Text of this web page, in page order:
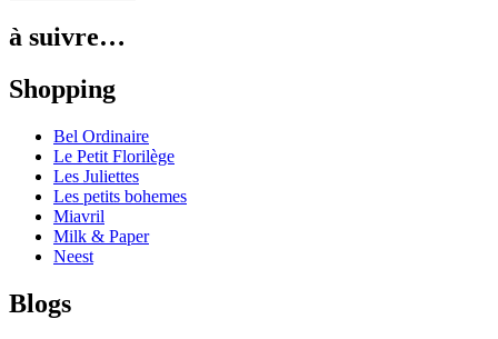
à suivre…
Shopping
Bel Ordinaire
Le Petit Florilège
Les Juliettes
Les petits bohemes
Miavril
Milk & Paper
Neest
Blogs